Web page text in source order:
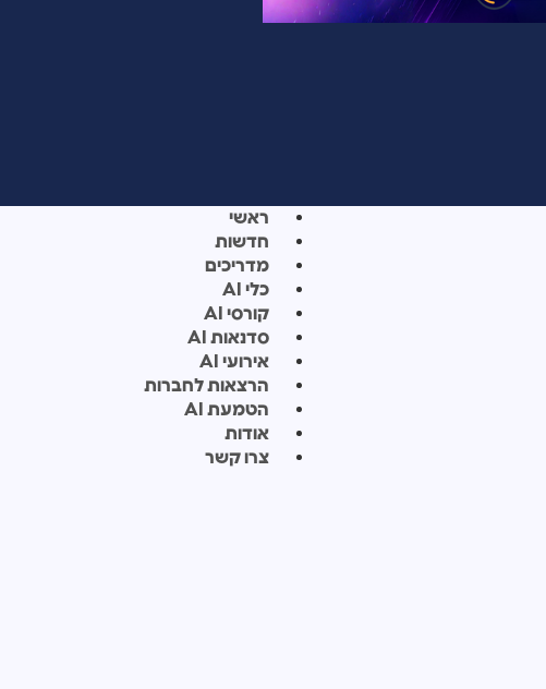
ראשי
חדשות
מדריכים
כלי AI
קורסי AI
סדנאות AI
אירועי AI
הרצאות לחברות
הטמעת AI
אודות
צרו קשר